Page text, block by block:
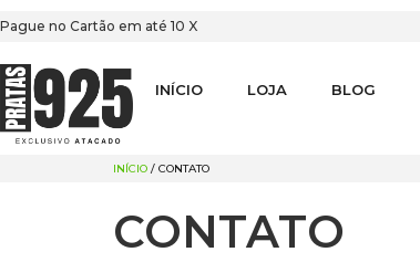
Pague no Cartão em até 10 X
INÍCIO LOJA BLOG
INÍCIO / CONTATO
CONTATO